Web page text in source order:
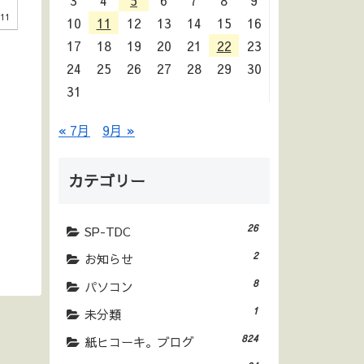
10
11 12 13 14 15
16
17
18 19 20 21 22
23
24
25 26 27 28 29
30
31
« 7月 9月 »
カテゴリー
SP-TDC 26
お知らせ 2
パソコン 8
未分類 1
紙ヒコーキ。ブログ 824